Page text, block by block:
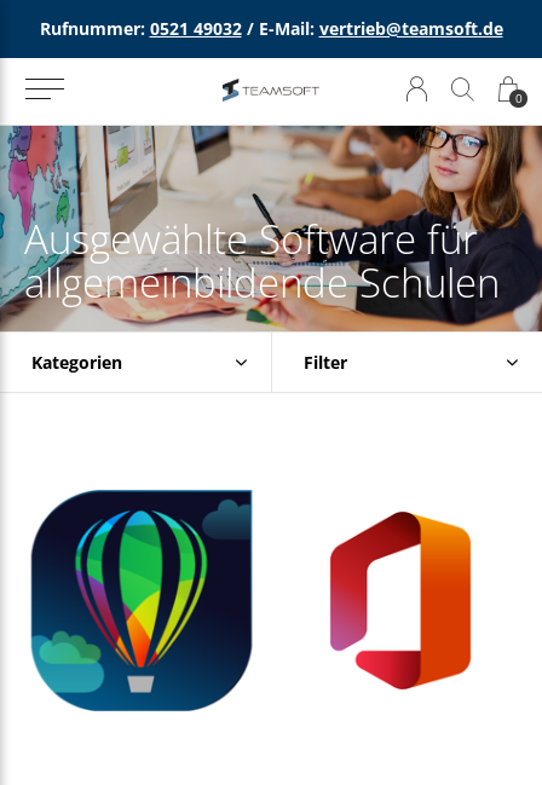
0
Rufnummer: 0521 49032/ E-Mail: vertrieb@teamsoft.de
Ausgewählte Software für
allgemeinbildende Schulen
Kategorien Filter